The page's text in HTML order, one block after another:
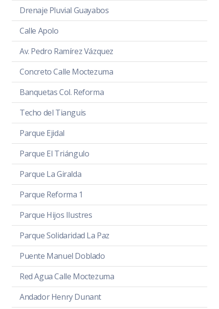
Drenaje Pluvial Guayabos
Calle Apolo
Av. Pedro Ramírez Vázquez
Concreto Calle Moctezuma
Banquetas Col. Reforma
Techo del Tianguis
Parque Ejidal
Parque El Triángulo
Parque La Giralda
Parque Reforma 1
Parque Hijos Ilustres
Parque Solidaridad La Paz
Puente Manuel Doblado
Red Agua Calle Moctezuma
Andador Henry Dunant